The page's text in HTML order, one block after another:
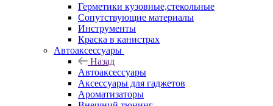
Герметики кузовные,стекольные
Сопутствующие материалы
Инструменты
Краска в канистрах
Автоаксессуары
Назад
Автоаксессуары
Аксессуары для гаджетов
Ароматизаторы